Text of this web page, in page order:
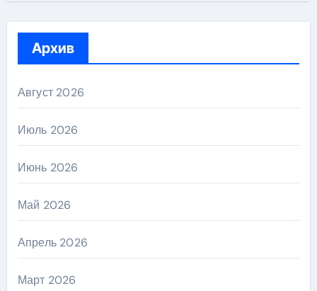
Архив
Август 2026
Июль 2026
Июнь 2026
Май 2026
Апрель 2026
Март 2026